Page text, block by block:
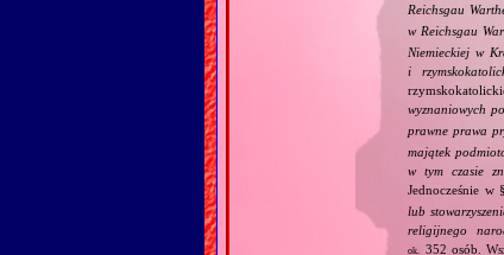
Reichsgau
w Reichsgau
Niemieckiej w
i
wyznaniowych
prawne prawa
majątek
w tym czasie
Jednocześnie
lub
religijnego
ok. 352 osób.